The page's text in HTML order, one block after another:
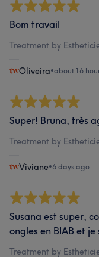
Bom travail
Treatment by
Oliveira•about 16
Super! Bruna, très
Treatment by
Viviane•6 days ago
Susana est super,
ongles en BIAB et
Treatment by